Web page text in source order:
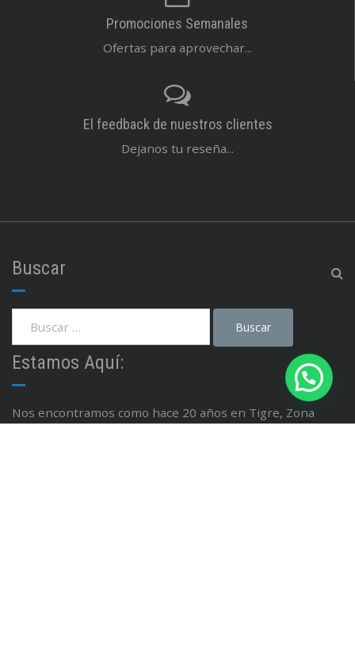
Promociones Semanales
Ofertas para aprovechar...
El feedback de nuestros clientes
Dejanos tu reseña...
Buscar
Estamos Aquí:
Nos encontramos como hace 20 años en Tigre, Zona